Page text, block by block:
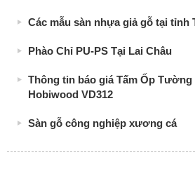
Các mẫu sàn nhựa giả gỗ tại tỉnh
Phào Chỉ PU-PS Tại Lai Châu
Thông tin báo giá Tấm Ốp Tường
Hobiwood VD312
Sàn gỗ công nghiệp xương cá